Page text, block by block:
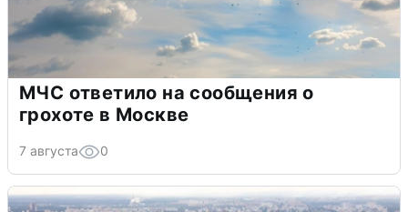
МЧС ответило на сообщения о
грохоте в Москве
7 августа 0